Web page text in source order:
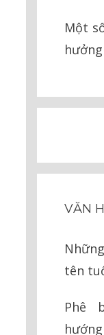
Một
hưởng
VĂN
tên
Phê